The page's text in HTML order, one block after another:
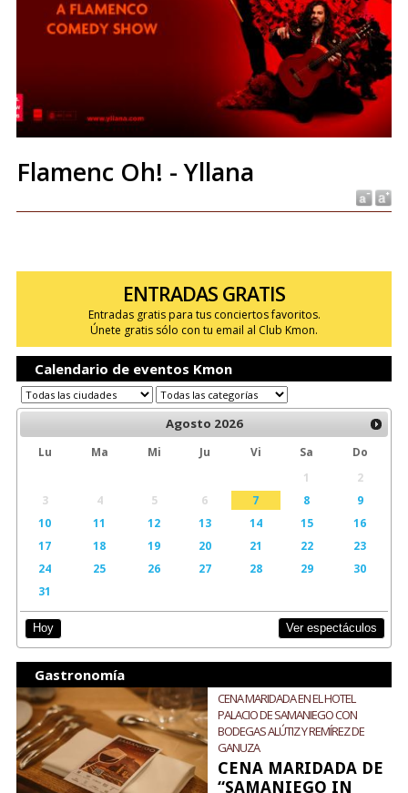
Flamenc Oh! - Yllana
ENTRADAS GRATIS
Entradas gratis para tus conciertos favoritos.
Únete gratis sólo con tu email al Club Kmon.
Calendario de eventos Kmon
Agosto 2026
Lu Ma Mi Ju Vi Sa
Do
1
2
3
4 5 6 7 8
9
10
11 12 13 14 15
16
17
18 19 20 21 22
23
24
25 26 27 28 29
30
31
Hoy Ver espectáculos
Gastronomía
CENA MARIDADA EN EL HOTEL
PALACIO DE SAMANIEGO CON
BODEGAS ALÚTIZ Y REMÍREZ DE
GANUZA
CENA MARIDADA DE
“SAMANIEGO IN